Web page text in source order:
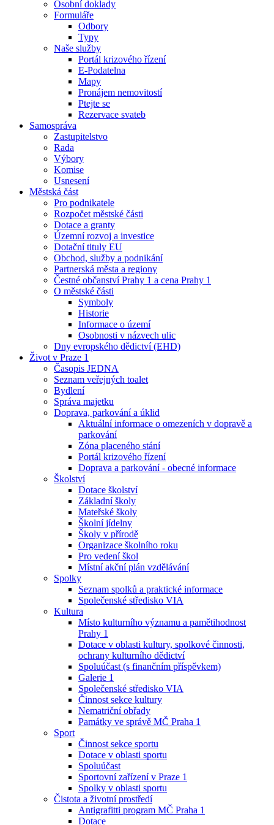
Osobní doklady
Formuláře
Odbory
Typy
Naše služby
Portál krizového řízení
E-Podatelna
Mapy
Pronájem nemovitostí
Ptejte se
Rezervace svateb
Samospráva
Zastupitelstvo
Rada
Výbory
Komise
Usnesení
Městská část
Pro podnikatele
Rozpočet městské části
Dotace a granty
Územní rozvoj a investice
Dotační tituly EU
Obchod, služby a podnikání
Partnerská města a regiony
Čestné občanství Prahy 1 a cena Prahy 1
O městské části
Symboly
Historie
Informace o území
Osobnosti v názvech ulic
Dny evropského dědictví (EHD)
Život v Praze 1
Časopis JEDNA
Seznam veřejných toalet
Bydlení
Správa majetku
Doprava, parkování a úklid
Aktuální informace o omezeních v dopravě a
parkování
Zóna placeného stání
Portál krizového řízení
Doprava a parkování - obecné informace
Školství
Dotace školství
Základní školy
Mateřské školy
Školní jídelny
Školy v přírodě
Organizace školního roku
Pro vedení škol
Místní akční plán vzdělávání
Spolky
Seznam spolků a praktické informace
Společenské středisko VIA
Kultura
Místo kulturního významu a pamětihodnost
Prahy 1
Dotace v oblasti kultury, spolkové činnosti,
ochrany kulturního dědictví
Spoluúčast (s finančním příspěvkem)
Galerie 1
Společenské středisko VIA
Činnost sekce kultury
Nematriční obřady
Památky ve správě MČ Praha 1
Sport
Činnost sekce sportu
Dotace v oblasti sportu
Spoluúčast
Sportovní zařízení v Praze 1
Spolky v oblasti sportu
Čistota a životní prostředí
Antigrafitti program MČ Praha 1
Dotace